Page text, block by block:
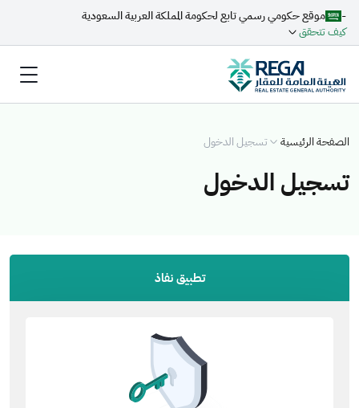
-
موقع حكومي رسمي تابع لحكومة المملكة العربية السعودية
كيف تتحقق
الصفحة الرئيسية تسجيل الدخول
تسجيل الدخول
تطبيق نفاذ